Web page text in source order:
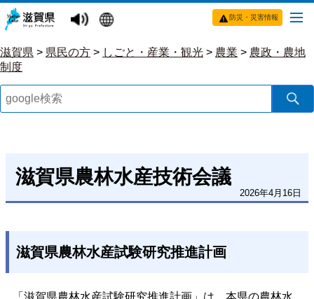
防災・災害情報
滋賀県 > 県民の方 > しごと・産業・観光 > 農業 > 農政・農地
制度
滋賀県農林水産技術会議
2026年4月16日
滋賀県農林水産試験研究推進計画
「滋賀県農林水産試験研究推進計画」は、本県の農林水